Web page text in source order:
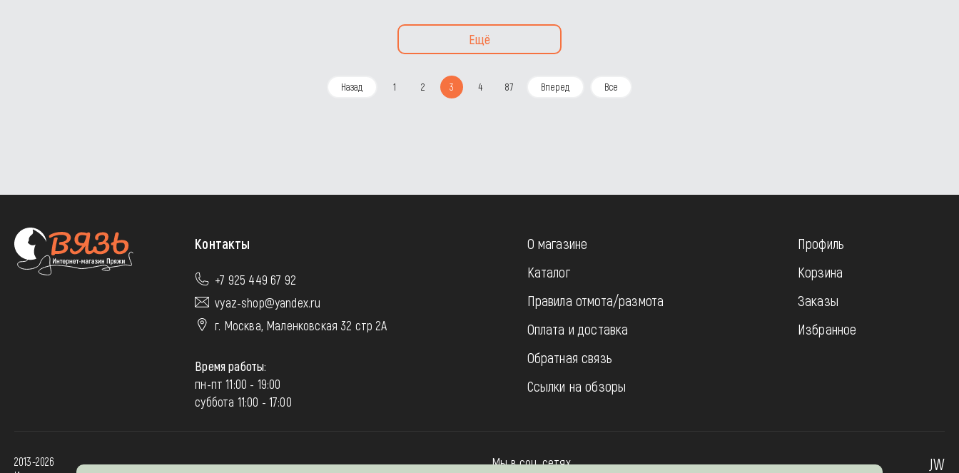
Ещё
Назад 1 2 3 4 87 Вперед Все
Контакты
+7 925 449 67 92
vyaz-shop@yandex.ru
г. Москва, Маленковская 32 стр 2А
Время работы:
пн-пт 11:00 - 19:00
суббота 11:00 - 17:00
О магазине
Каталог
Правила отмота/размота
Оплата и доставка
Обратная связь
Ссылки на обзоры
Профиль
Корзина
Заказы
Избранное
2013-2026
Мы в соц. сетях JW